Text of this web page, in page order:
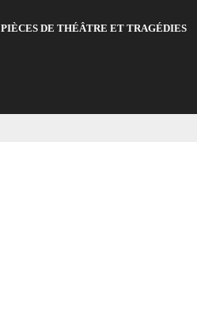
PIÈCES DE THÉÂTRE ET TRAGÉDIES